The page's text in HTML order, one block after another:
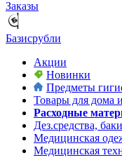
Заказы
Базисрубли
Акции
Новинки
Предметы
Товары для дома
Расходные
Дез.средства, баки
Медицинская
Медицинская